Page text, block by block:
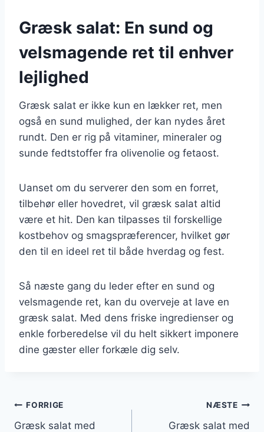
Græsk salat: En sund og
velsmagende ret til enhver
lejlighed
Græsk salat er ikke kun en lækker ret, men
også en sund mulighed, der kan nydes året
rundt. Den er rig på vitaminer, mineraler og
sunde fedtstoffer fra olivenolie og fetaost.
Uanset om du serverer den som en forret,
tilbehør eller hovedret, vil græsk salat altid
være et hit. Den kan tilpasses til forskellige
kostbehov og smagspræferencer, hvilket gør
den til en ideel ret til både hverdag og fest.
Så næste gang du leder efter en sund og
velsmagende ret, kan du overveje at lave en
græsk salat. Med dens friske ingredienser og
enkle forberedelse vil du helt sikkert imponere
dine gæster eller forkæle dig selv.
Indlægsnavigation
FORRIGE
Græsk salat med
NÆSTE
Græsk salat med